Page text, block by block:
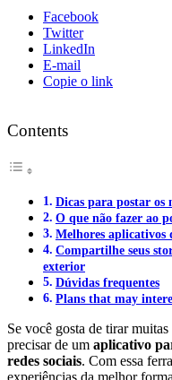
Facebook
Twitter
LinkedIn
E-mail
Copie o link
Contents
Dicas para postar os
O que não fazer ao
Melhores aplicativos
Compartilhe seus
exterior
Dúvidas frequentes
Plans that may
Se você gosta de tirar
precisar de um aplicativo
redes sociais. Com essa